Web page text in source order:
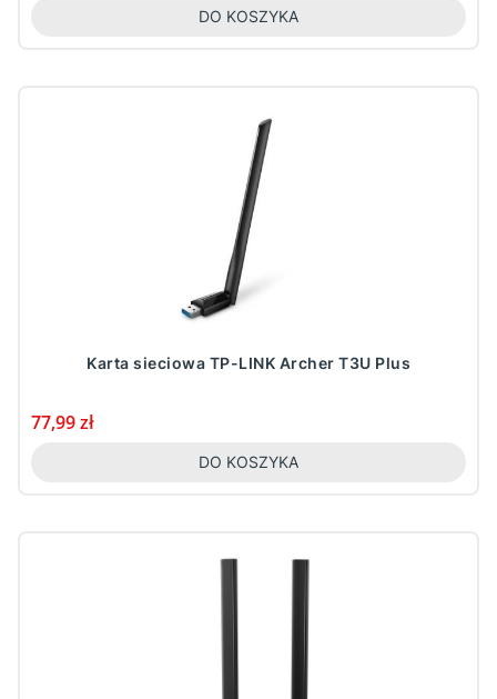
DO KOSZYKA
Karta sieciowa TP-LINK Archer T3U Plus
Cena
77,99 zł
DO KOSZYKA